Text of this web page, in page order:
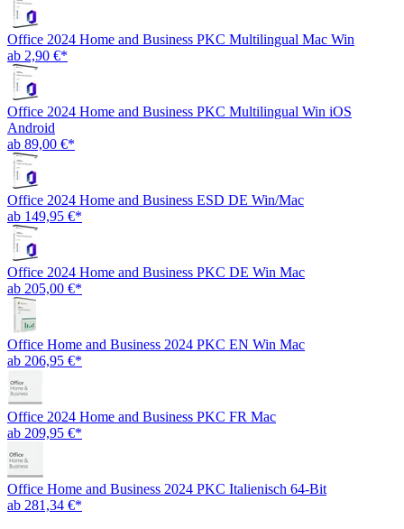
Office 2024 Home and Business PKC Multilingual Mac Win
ab 2,90 €*
Office 2024 Home and Business PKC Multilingual Win iOS
Android
ab 89,00 €*
Office 2024 Home and Business ESD DE Win/Mac
ab 149,95 €*
Office 2024 Home and Business PKC DE Win Mac
ab 205,00 €*
Office Home and Business 2024 PKC EN Win Mac
ab 206,95 €*
Office 2024 Home and Business PKC FR Mac
ab 209,95 €*
Office Home and Business 2024 PKC Italienisch 64-Bit
ab 281,34 €*